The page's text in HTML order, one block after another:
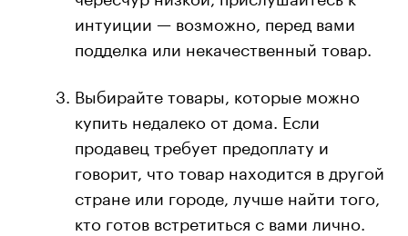
интуиции — возможно, перед вами
подделка или некачественный товар.
Выбирайте товары, которые можно
купить недалеко от дома. Если
продавец требует предоплату и
говорит, что товар находится в другой
стране или городе, лучше найти того,
кто готов встретиться с вами лично.